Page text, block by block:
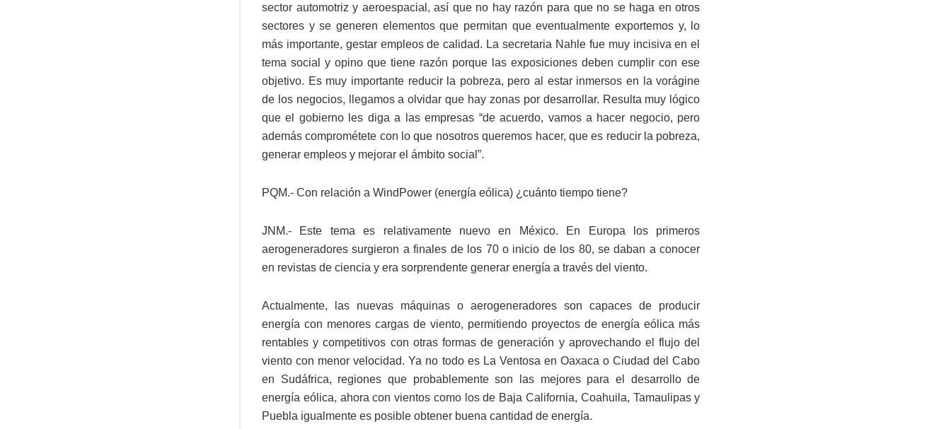
sector automotriz y aeroespacial, así que no hay razón para que no se haga en otros
sectores y se generen elementos que permitan que eventualmente exportemos y, lo
más importante, gestar empleos de calidad. La secretaria Nahle fue muy incisiva en el
tema social y opino que tiene razón porque las exposiciones deben cumplir con ese
objetivo. Es muy importante reducir la pobreza, pero al estar inmersos en la vorágine
de los negocios, llegamos a olvidar que hay zonas por desarrollar. Resulta muy lógico
que el gobierno les diga a las empresas “de acuerdo, vamos a hacer negocio, pero
además comprométete con lo que nosotros queremos hacer, que es reducir la pobreza,
generar empleos y mejorar el ámbito social”.
PQM.- Con relación a WindPower (energía eólica) ¿cuánto tiempo tiene?
JNM.- Este tema es relativamente nuevo en México. En Europa los primeros
aerogeneradores surgieron a finales de los 70 o inicio de los 80, se daban a conocer
en revistas de ciencia y era sorprendente generar energía a través del viento.
Actualmente, las nuevas máquinas o aerogeneradores son capaces de producir
energía con menores cargas de viento, permitiendo proyectos de energía eólica más
rentables y competitivos con otras formas de generación y aprovechando el flujo del
viento con menor velocidad. Ya no todo es La Ventosa en Oaxaca o Ciudad del Cabo
en Sudáfrica, regiones que probablemente son las mejores para el desarrollo de
energía eólica, ahora con vientos como los de Baja California, Coahuila, Tamaulipas y
Puebla igualmente es posible obtener buena cantidad de energía.